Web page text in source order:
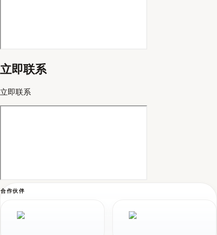
立即联系
立即联系
合作伙伴